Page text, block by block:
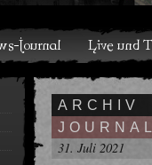
Media Shop
ARCHIV
JOURNAL
31. Juli 2021